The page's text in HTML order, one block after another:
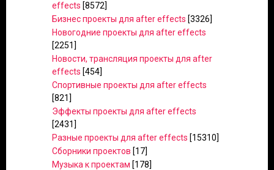
effects [8572]
Бизнес проекты для after effects [3326]
Новогодние проекты для after effects
[2251]
Новости, трансляция проекты для after
effects [454]
Спортивные проекты для after effects
[821]
Эффекты проекты для after effects
[2431]
Разные проекты для after effects [15310]
Сборники проектов [17]
Музыка к проектам [178]